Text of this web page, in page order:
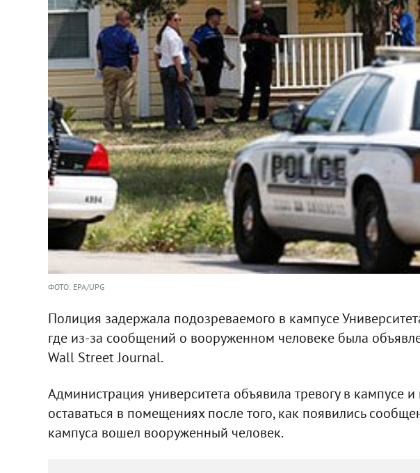
ФОТО: EPA/UPG
Полиция задержала подозреваемого в кампусе
где из-за сообщений о вооруженном человеке была
Wall Street Journal.
Администрация университета объявила тревогу в кампусе
оставаться в помещениях после того, как появились
кампуса вошел вооруженный человек.